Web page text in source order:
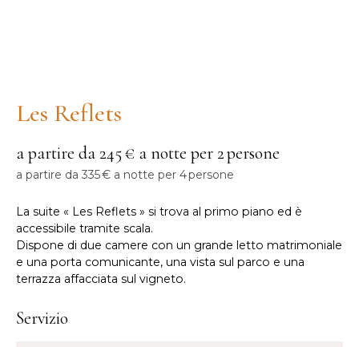
Les Reflets
a partire da 245 € a notte per 2 persone
a partire da 335 € a notte per 4 persone
La suite « Les Reflets » si trova al primo piano ed è
accessibile tramite scala.
Dispone di due camere con un grande letto matrimoniale
e una porta comunicante, una vista sul parco e una
terrazza affacciata sul vigneto.
Servizio